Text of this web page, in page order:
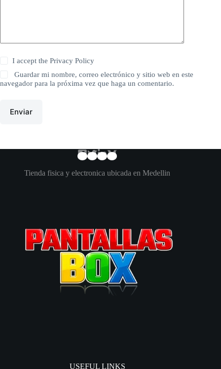
I accept thePrivacy Policy
Guardar mi nombre, correo electrónico y sitio web en este
navegador para la próxima vez que haga un comentario.
Enviar
Tienda fisica y electronica ubicada en Medellin
USEFUL LINKS